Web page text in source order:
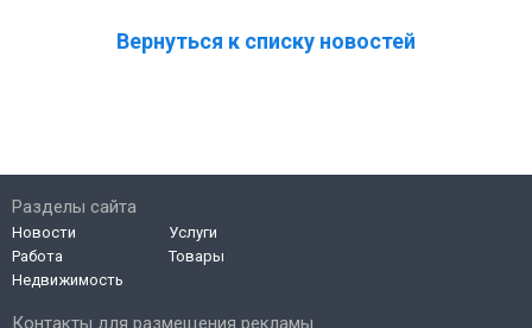
Вернуться к списку новостей
Контакты для размещения рекламы
Разделы сайта
Новости
Работа
Недвижимость
Услуги
Товары